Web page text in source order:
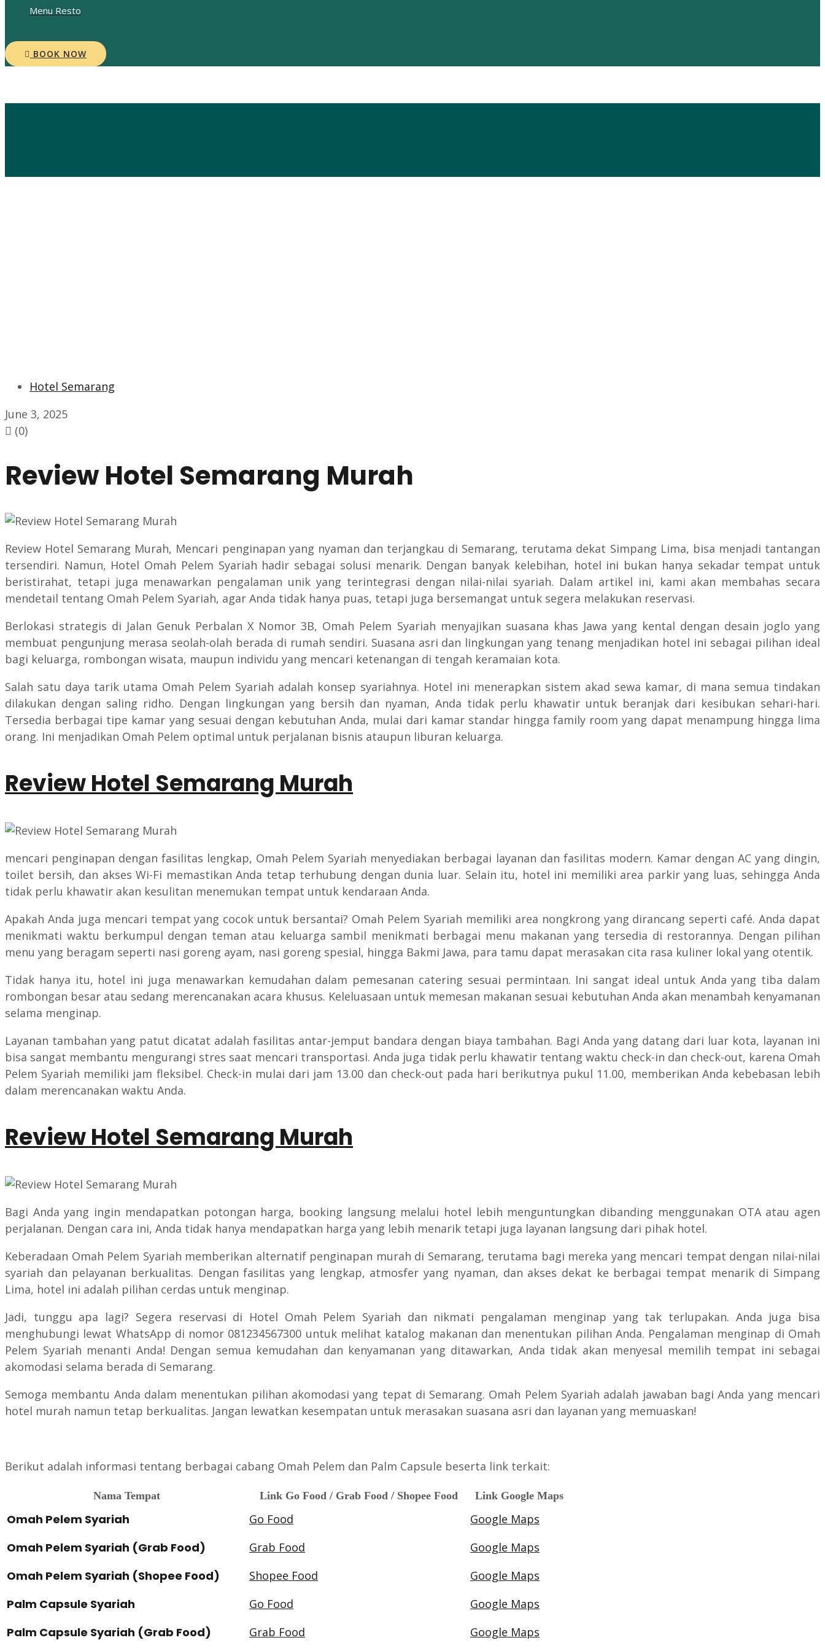
Menu Resto
BOOK NOW
Hotel Semarang
June 3, 2025
(0)
Review Hotel Semarang Murah
Review Hotel Semarang Murah, Mencari penginapan yang nyaman dan terjangkau di Semarang, terutama dekat Simpang Lima, bisa menjadi tantangan
tersendiri. Namun, Hotel Omah Pelem Syariah hadir sebagai solusi menarik. Dengan banyak kelebihan, hotel ini bukan hanya sekadar tempat untuk
beristirahat, tetapi juga menawarkan pengalaman unik yang terintegrasi dengan nilai-nilai syariah. Dalam artikel ini, kami akan membahas secara
mendetail tentang Omah Pelem Syariah, agar Anda tidak hanya puas, tetapi juga bersemangat untuk segera melakukan reservasi.
Berlokasi strategis di Jalan Genuk Perbalan X Nomor 3B, Omah Pelem Syariah menyajikan suasana khas Jawa yang kental dengan desain joglo yang
membuat pengunjung merasa seolah-olah berada di rumah sendiri. Suasana asri dan lingkungan yang tenang menjadikan hotel ini sebagai pilihan ideal
bagi keluarga, rombongan wisata, maupun individu yang mencari ketenangan di tengah keramaian kota.
Salah satu daya tarik utama Omah Pelem Syariah adalah konsep syariahnya. Hotel ini menerapkan sistem akad sewa kamar, di mana semua tindakan
dilakukan dengan saling ridho. Dengan lingkungan yang bersih dan nyaman, Anda tidak perlu khawatir untuk beranjak dari kesibukan sehari-hari.
Tersedia berbagai tipe kamar yang sesuai dengan kebutuhan Anda, mulai dari kamar standar hingga family room yang dapat menampung hingga lima
orang. Ini menjadikan Omah Pelem optimal untuk perjalanan bisnis ataupun liburan keluarga.
Review Hotel Semarang Murah
mencari penginapan dengan fasilitas lengkap, Omah Pelem Syariah menyediakan berbagai layanan dan fasilitas modern. Kamar dengan AC yang dingin,
toilet bersih, dan akses Wi-Fi memastikan Anda tetap terhubung dengan dunia luar. Selain itu, hotel ini memiliki area parkir yang luas, sehingga Anda
tidak perlu khawatir akan kesulitan menemukan tempat untuk kendaraan Anda.
Apakah Anda juga mencari tempat yang cocok untuk bersantai? Omah Pelem Syariah memiliki area nongkrong yang dirancang seperti café. Anda dapat
menikmati waktu berkumpul dengan teman atau keluarga sambil menikmati berbagai menu makanan yang tersedia di restorannya. Dengan pilihan
menu yang beragam seperti nasi goreng ayam, nasi goreng spesial, hingga Bakmi Jawa, para tamu dapat merasakan cita rasa kuliner lokal yang otentik.
Tidak hanya itu, hotel ini juga menawarkan kemudahan dalam pemesanan catering sesuai permintaan. Ini sangat ideal untuk Anda yang tiba dalam
rombongan besar atau sedang merencanakan acara khusus. Keleluasaan untuk memesan makanan sesuai kebutuhan Anda akan menambah kenyamanan
selama menginap.
Layanan tambahan yang patut dicatat adalah fasilitas antar-jemput bandara dengan biaya tambahan. Bagi Anda yang datang dari luar kota, layanan ini
bisa sangat membantu mengurangi stres saat mencari transportasi. Anda juga tidak perlu khawatir tentang waktu check-in dan check-out, karena Omah
Pelem Syariah memiliki jam fleksibel. Check-in mulai dari jam 13.00 dan check-out pada hari berikutnya pukul 11.00, memberikan Anda kebebasan lebih
dalam merencanakan waktu Anda.
Review Hotel Semarang Murah
Bagi Anda yang ingin mendapatkan potongan harga, booking langsung melalui hotel lebih menguntungkan dibanding menggunakan OTA atau agen
perjalanan. Dengan cara ini, Anda tidak hanya mendapatkan harga yang lebih menarik tetapi juga layanan langsung dari pihak hotel.
Keberadaan Omah Pelem Syariah memberikan alternatif penginapan murah di Semarang, terutama bagi mereka yang mencari tempat dengan nilai-nilai
syariah dan pelayanan berkualitas. Dengan fasilitas yang lengkap, atmosfer yang nyaman, dan akses dekat ke berbagai tempat menarik di Simpang
Lima, hotel ini adalah pilihan cerdas untuk menginap.
Jadi, tunggu apa lagi? Segera reservasi di Hotel Omah Pelem Syariah dan nikmati pengalaman menginap yang tak terlupakan. Anda juga bisa
menghubungi lewat WhatsApp di nomor 081234567300 untuk melihat katalog makanan dan menentukan pilihan Anda. Pengalaman menginap di Omah
Pelem Syariah menanti Anda! Dengan semua kemudahan dan kenyamanan yang ditawarkan, Anda tidak akan menyesal memilih tempat ini sebagai
akomodasi selama berada di Semarang.
Semoga membantu Anda dalam menentukan pilihan akomodasi yang tepat di Semarang. Omah Pelem Syariah adalah jawaban bagi Anda yang mencari
hotel murah namun tetap berkualitas. Jangan lewatkan kesempatan untuk merasakan suasana asri dan layanan yang memuaskan!
Berikut adalah informasi tentang berbagai cabang Omah Pelem dan Palm Capsule beserta link terkait:
Nama Tempat Link Go Food / Grab Food / Shopee Food Link Google Maps
Omah Pelem Syariah Go Food Google Maps
Omah Pelem Syariah (Grab Food) Grab Food Google Maps
Omah Pelem Syariah (Shopee Food) Shopee Food Google Maps
Palm Capsule Syariah Go Food Google Maps
Palm Capsule Syariah (Grab Food) Grab Food Google Maps